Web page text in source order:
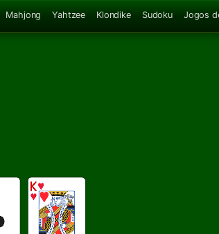
Mahjong Yahtzee Klondike Sudoku Jogos